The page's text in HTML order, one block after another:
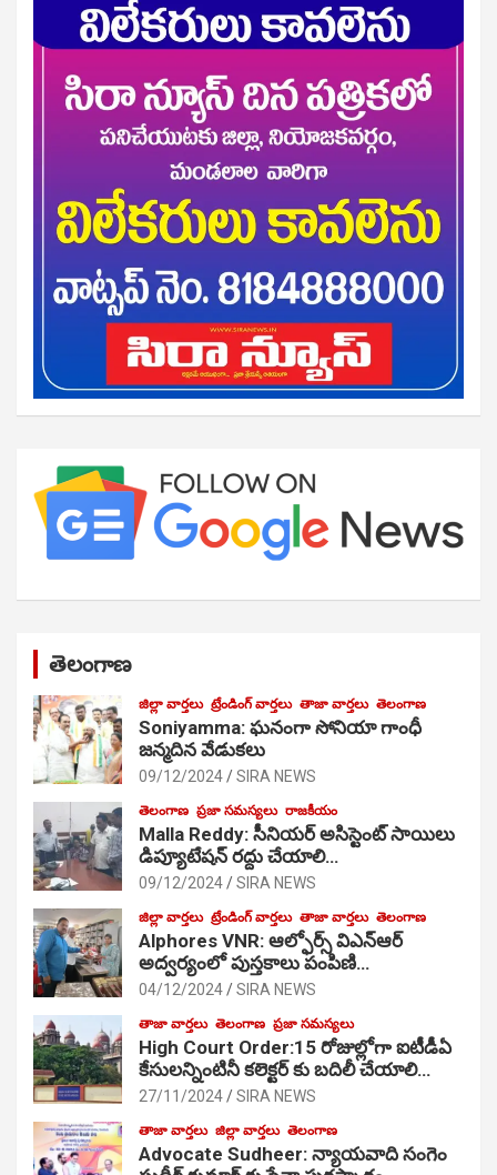
తెలంగాణ
జిల్లా వార్తలు ట్రేండింగ్ వార్తలు తాజా వార్తలు తెలంగాణ
Soniyamma: ఘ‌నంగా సోనియా గాంధీ
జ‌న్మ‌దిన వేడుక‌లు
09/12/2024 SIRA NEWS
తెలంగాణ ప్రజా సమస్యలు రాజకీయం
Malla Reddy: సీనియర్ అసిస్టెంట్ సాయిలు
డిప్యూటేషన్ రద్దు చేయాలి…
09/12/2024 SIRA NEWS
జిల్లా వార్తలు ట్రేండింగ్ వార్తలు తాజా వార్తలు తెలంగాణ
Alphores VNR: ఆల్ఫోర్స్ విఎన్ఆర్
అద్వర్యంలో పుస్తకాలు పంపిణి…
04/12/2024 SIRA NEWS
తాజా వార్తలు తెలంగాణ ప్రజా సమస్యలు
High Court Order:15 రోజుల్లోగా ఐటీడీఏ
కేసులన్నింటినీ కలెక్టర్ కు బదిలీ చేయాలి…
27/11/2024 SIRA NEWS
తాజా వార్తలు జిల్లా వార్తలు తెలంగాణ
Advocate Sudheer: న్యాయవాది సంగెం